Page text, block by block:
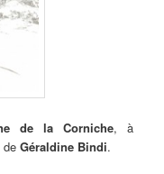
de la Corniche, à
deGéraldine Bindi.